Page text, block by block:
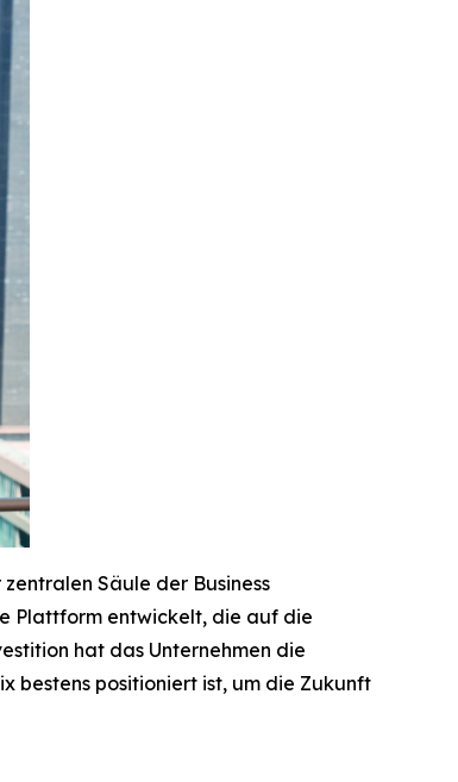
Säule der Business
Plattform entwickelt, die auf die
hat das Unternehmen die
bestens positioniert ist, um die Zukunft